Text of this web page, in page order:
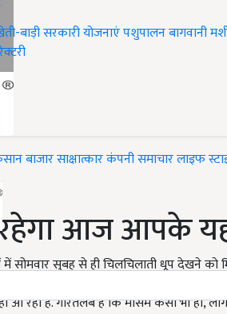
बाड़ीसरकारी योजनाएंपशुपालनबागवानी
बाजारसाक्षात्कारकंपनी समाचारलाइफ
आज आपके
सोमवार सुबह से ही चिलचिलाती धूप देखने को
रही है. गौरतलब है कि मौसम कैसा भी हो,